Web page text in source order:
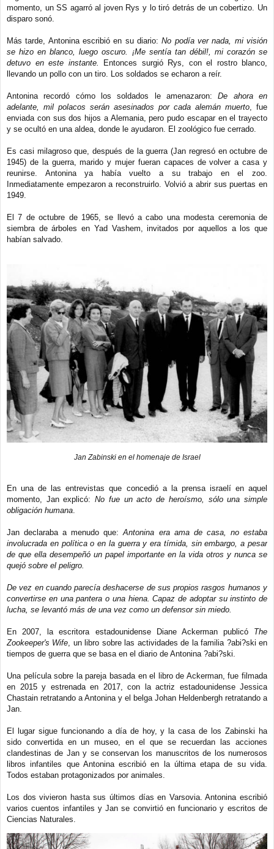
momento, un SS agarró al joven Rys y lo tiró detrás de un cobertizo. Un
disparo sonó.
Más tarde, Antonina escribió en su diario:No podía ver nada, mi visión
se hizo en blanco, luego oscuro. ¡Me sentía tan débil!, mi corazón se
detuvo en este instante. Entonces surgió Rys, con el rostro blanco,
llevando un pollo con un tiro. Los soldados se echaron a reír.
Antonina recordó cómo los soldados le amenazaron:De ahora en
adelante, mil polacos serán asesinados por cada alemán muerto, fue
enviada con sus dos hijos a Alemania, pero pudo escapar en el trayecto
y se ocultó en una aldea, donde le ayudaron. El zoológico fue cerrado.
Es casi milagroso que, después de la guerra (Jan regresó en octubre de
1945) de la guerra, marido y mujer fueran capaces de volver a casa y
reunirse. Antonina ya había vuelto a su trabajo en el zoo.
Inmediatamente empezaron a reconstruirlo. Volvió a abrir sus puertas en
1949.
El 7 de octubre de 1965, se llevó a cabo una modesta ceremonia de
siembra de árboles en Yad Vashem, invitados por aquellos a los que
habían salvado.
Jan Zabinski en el homenaje de Israel
En una de las entrevistas que concedió a la prensa israelí en aquel
momento, Jan explicó:No fue un acto de heroísmo, sólo una simple
obligación humana
Jan declaraba a menudo que:Antonina era ama de casa, no estaba
involucrada en política o en la guerra y era tímida, sin embargo, a pesar
de que ella desempeñó un papel importante en la vida otros y nunca se
quejó sobre el peligro.
De vez en cuando parecía deshacerse de sus propios rasgos humanos y
convertirse en una pantera o una hiena. Capaz de adoptar su instinto de
lucha, se levantó más de una vez como un defensor sin miedo.
En 2007, la escritora estadounidense Diane Ackerman publicó The
Zookeeper's Wife , un libro sobre las actividades de la familia ?abi?ski en
tiempos de guerra que se basa en el diario de Antonina ?abi?ski.
Una película sobre la pareja basada en el libro de Ackerman, fue filmada
en 2015 y estrenada en 2017, con la actriz estadounidense Jessica
Chastain retratando a Antonina y el belga Johan Heldenbergh retratando a
Jan.
El lugar sigue funcionando a día de hoy, y la casa de los Zabinski ha
sido convertida en un museo, en el que se recuerdan las acciones
clandestinas de Jan y se conservan los manuscritos de los numerosos
libros infantiles que Antonina escribió en la última etapa de su vida.
Todos estaban protagonizados por animales.
Los dos vivieron hasta sus últimos días en Varsovia. Antonina escribió
varios cuentos infantiles y Jan se convirtió en funcionario y escritos de
Ciencias Naturales.